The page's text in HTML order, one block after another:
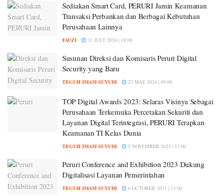
Sediakan Smart Card, PERURI Jamin Keamanan
Transaksi Perbankan dan Berbagai Kebutuhan
Perusahaan Lainnya
FAUZI 31 JULY 2024 | 18:00
Susunan Direksi dan Komisaris Peruri Digital
Security yang Baru
TEGUH IMAM SUYUDI 25 MAY 2024 | 09:00
TOP Digital Awards 2023: Selaras Visinya Sebagai
Perusahaan Terkemuka Percetakan Sekuriti dan
Layanan Digital Terintegrasi, PERURI Terapkan
Keamanan TI Kelas Dunia
TEGUH IMAM SUYUDI 5 NOVEMBER 2023 | 13:00
Peruri Conference and Exhibition 2023 Dukung
Digitalisasi Layanan Pemerintahan
TEGUH IMAM SUYUDI 6 OCTOBER 2023 | 13:00